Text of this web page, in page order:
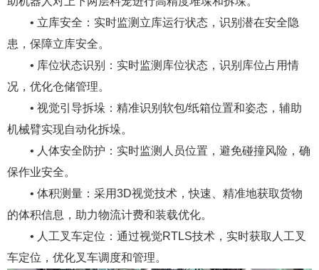
• 立库安全：实时监测立库运行状态，识别潜在安全隐
患，保障立库安全。
• 库位状态识别：实时监测库位状态，识别库位占用情
况，优化仓储管理。
• 视觉引导拆垛：精准识别软包/纸箱位置和姿态，辅助
机械臂实现自动化拆垛。
• 人体安全防护：实时监测人员位置，避免碰撞风险，确
保作业安全。
• 体积测量：采用3D视觉技术，快速、精准地获取货物
的体积信息，助力物流计费和装载优化。
• 人工叉车定位：通过视觉RTLS技术，实时获取人工叉
车定位，优化叉车调度和管理。